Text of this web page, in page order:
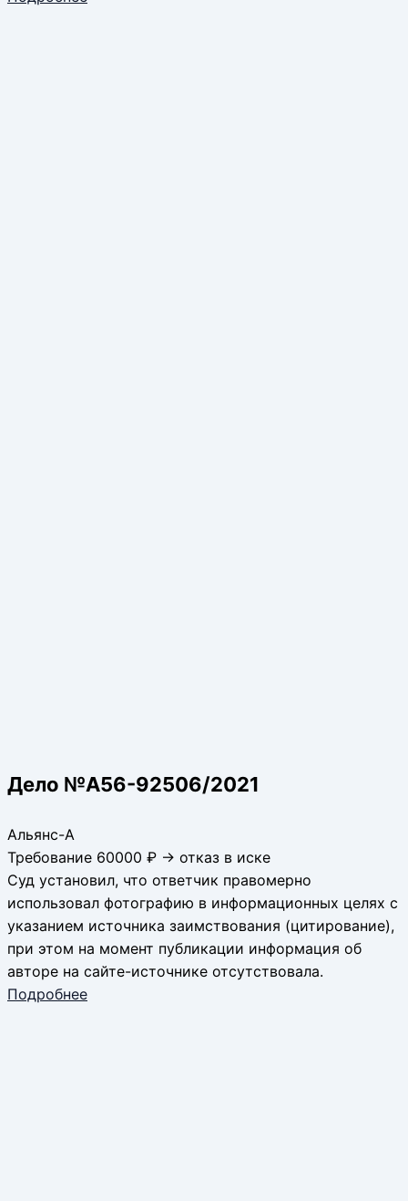
Дело №А56-92506/2021
Альянс-А
Требование 60000 ₽ → отказ в иске
Суд установил, что ответчик правомерно
использовал фотографию в информационных целях с
указанием источника заимствования (цитирование),
при этом на момент публикации информация об
авторе на сайте-источнике отсутствовала.
Подробнее